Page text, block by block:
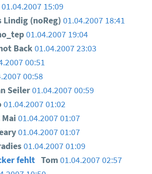
01.04.2007 15:09
Lindig (noReg) 01.04.2007 18:41
01.04.2007 19:04
Back01.04.2007 23:03
00:51
00:58
Seiler01.04.2007 00:59
01.04.2007 01:02
Mai 01.04.2007 01:07
01.04.2007 01:07
01.04.2007 01:09
fehlt Tom01.04.2007 02:57